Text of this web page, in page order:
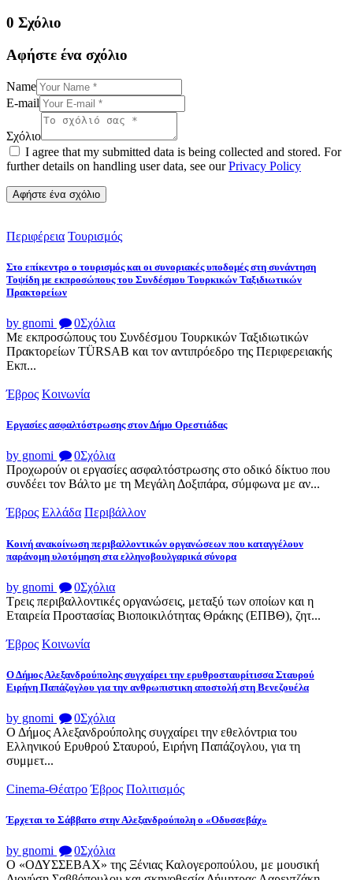
0 Σχόλιο
Αφήστε ένα σχόλιο
Name
E-mail
Σχόλιο
I agree that my submitted data is being collected and stored. For
further details on handling user data, see ourPrivacy Policy
Περιφέρεια Τουρισμός
Στο επίκεντρο ο τουρισμός και οι συνοριακές υποδομές στη συνάντηση
Τοψίδη με εκπροσώπους του Συνδέσμου Τουρκικών Ταξιδιωτικών
Πρακτορείων
by gnomi 0Σχόλια
Με εκπροσώπους του Συνδέσμου Τουρκικών Ταξιδιωτικών
Πρακτορείων TÜRSAB και τον αντιπρόεδρο της Περιφερειακής
Εκπ...
Έβρος Κοινωνία
Εργασίες ασφαλτόστρωσης στον Δήμο Ορεστιάδας
by gnomi 0Σχόλια
Προχωρούν οι εργασίες ασφαλτόστρωσης στο οδικό δίκτυο που
συνδέει τον Βάλτο με τη Μεγάλη Δοξιπάρα, σύμφωνα με αν...
Έβρος Ελλάδα Περιβάλλον
Κοινή ανακοίνωση περιβαλλοντικών οργανώσεων που καταγγέλουν
παράνομη υλοτόμηση στα ελληνοβουλγαρικά σύνορα
by gnomi 0Σχόλια
Τρεις περιβαλλοντικές οργανώσεις, μεταξύ των οποίων και η
Εταιρεία Προστασίας Βιοποικιλότητας Θράκης (ΕΠΒΘ), ζητ...
Έβρος Κοινωνία
Ο Δήμος Αλεξανδρούπολης συγχαίρει την ερυθροσταυρίτισσα Σταυρού
Ειρήνη Παπάζογλου για την ανθρωπιστικη αποστολή στη Βενεζουέλα
by gnomi 0Σχόλια
Ο Δήμος Αλεξανδρούπολης συγχαίρει την εθελόντρια του
Ελληνικού Ερυθρού Σταυρού, Ειρήνη Παπάζογλου, για τη
συμμετ...
Cinema-Θέατρο Έβρος Πολιτισμός
Έρχεται το Σάββατο στην Αλεξανδρούπολη ο «Οδυσσεβάχ»
by gnomi 0Σχόλια
Ο «ΟΔΥΣΣΕΒΑΧ» της Ξένιας Καλογεροπούλου, με μουσική